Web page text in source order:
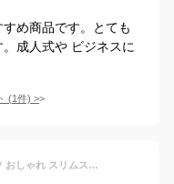
め商品です。とても
成人式や ビジネスに
(1件) >
メンズ スリムスーツ ビジネススーツ おしゃれ スリムスーツ オシャレ ダブル 背広 セットアップスーツ パーティー 結婚式 洗える 春夏 秋冬 オールシーズン 大きいサイズk6044zbzbjc